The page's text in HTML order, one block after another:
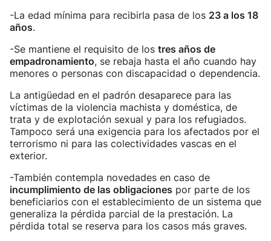
-La edad mínima para recibirla pasa de los 23 a los 18
años.
-Se mantiene el requisito de los tres años de
empadronamiento, se rebaja hasta el año cuando hay
menores o personas con discapacidad o dependencia.
La antigüedad en el padrón desaparece para las
víctimas de la violencia machista y doméstica, de
trata y de explotación sexual y para los refugiados.
Tampoco será una exigencia para los afectados por el
terrorismo ni para las colectividades vascas en el
exterior.
-También contempla novedades en caso de
incumplimiento de las obligaciones por parte de los
beneficiarios con el establecimiento de un sistema que
generaliza la pérdida parcial de la prestación. La
pérdida total se reserva para los casos más graves.